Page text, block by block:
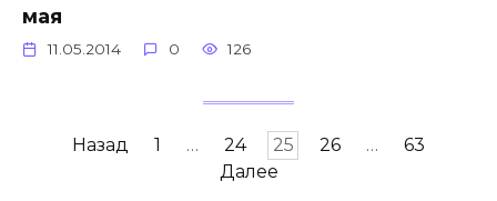
мая
11.05.2014 0 126
Навигация
Назад 1 … 24 25 26 …
63
Далее